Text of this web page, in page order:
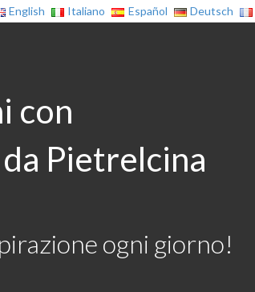
English Italiano Español Deutsch
con
Pietrelcina
ogni giorno!